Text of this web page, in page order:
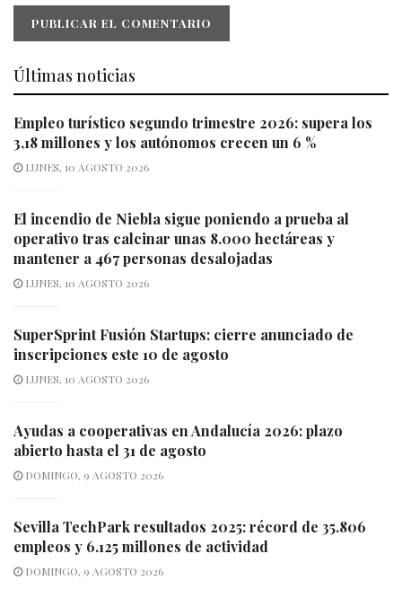
Últimas noticias
Empleo turístico segundo trimestre 2026: supera los
3,18 millones y los autónomos crecen un 6 %
LUNES, 10 AGOSTO 2026
El incendio de Niebla sigue poniendo a prueba al
operativo tras calcinar unas 8.000 hectáreas y
mantener a 467 personas desalojadas
LUNES, 10 AGOSTO 2026
SuperSprint Fusión Startups: cierre anunciado de
inscripciones este 10 de agosto
LUNES, 10 AGOSTO 2026
Ayudas a cooperativas en Andalucía 2026: plazo
abierto hasta el 31 de agosto
DOMINGO, 9 AGOSTO 2026
Sevilla TechPark resultados 2025: récord de 35.806
empleos y 6.125 millones de actividad
DOMINGO, 9 AGOSTO 2026